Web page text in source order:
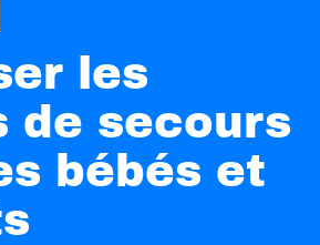
les
de secours
bébés et